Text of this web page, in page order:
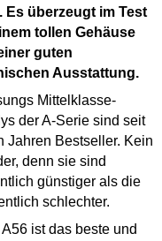
Es überzeugt im Test
tollen Gehäuse
guten
Ausstattung.
Mittelklasse-
der A-Serie sind seit
Jahren Bestseller. Kein
denn sie sind
günstiger als die
schlechter.
ist das beste und